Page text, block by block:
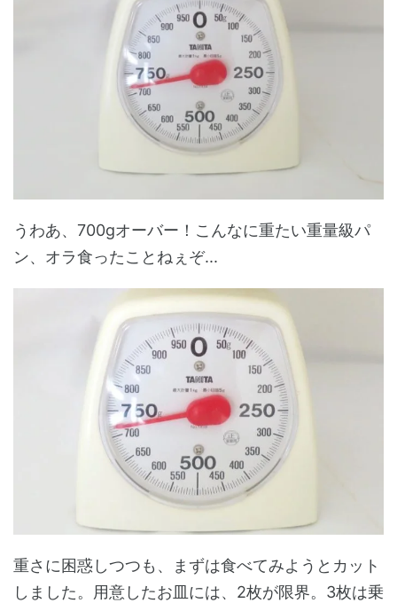
うわあ、700gオーバー！こんなに重たい重量級パ
ン、オラ食ったことねぇぞ...
重さに困惑しつつも、まずは食べてみようとカット
しました。用意したお皿には、2枚が限界。3枚は乗